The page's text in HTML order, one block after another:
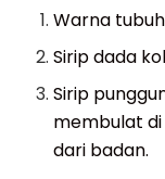
Warna
Sirip dada
Sirip
membulat di
dari badan.